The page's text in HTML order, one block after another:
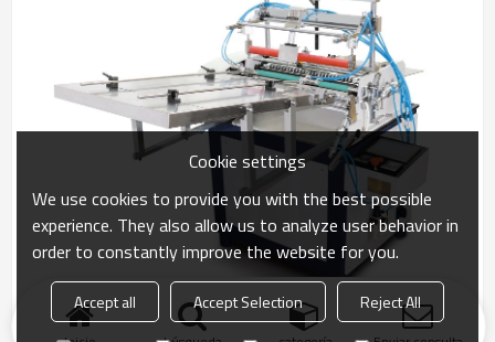
Cookie settings
We use cookies to provide you with the best possible
experience. They also allow us to analyze user behavior in
order to constantly improve the website for you.
Accept all Accept Selection
Reject All